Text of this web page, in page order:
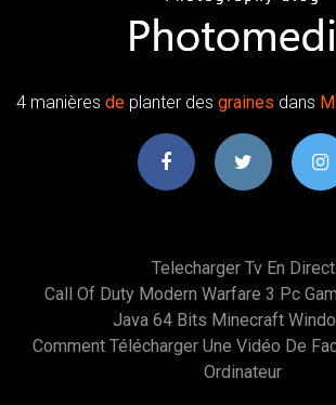
4 manières de planter des graines dans
Telecharger Tv En Direct
Call Of Duty Modern Warfare 3 Pc
Java 64 Bits Minecraft
Comment Télécharger Une Vidéo De
Ordinateur